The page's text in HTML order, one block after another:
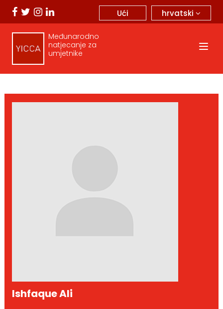
hrvatski
Ući
Međunarodno
natjecanje za
umjetnike
Ishfaque Ali